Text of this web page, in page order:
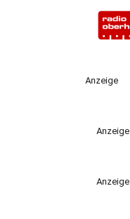
Anzeige
Anzeige
Anzeige